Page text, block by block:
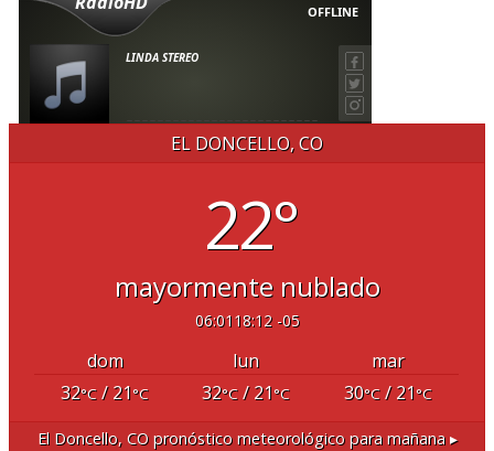
EL DONCELLO, CO
22°
mayormente nublado
06:0118:12 -05
dom lun
mar
32°C / 21°C 32°C / 21°C 30°C/ 21°C
El Doncello, COpronóstico meteorológico para mañana ▸